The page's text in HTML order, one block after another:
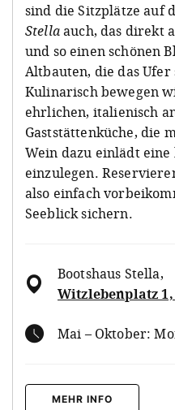
sind die Sitzplätze auf
Stellaauch, das direkt
und so einen schönen
Altbauten, die das Ufer
Kulinarisch bewegen
ehrlichen, italienisch
Gaststättenküche, die
Wein dazu einlädt
einzulegen.
also einfach
Seeblick sichern.
Bootshaus Stella,
Witzlebenplatz
Mai – Oktober:
MEHR INFO